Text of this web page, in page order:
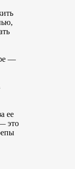
—
ее
это